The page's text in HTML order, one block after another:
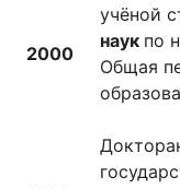
2000
учёной
наук по
Общая